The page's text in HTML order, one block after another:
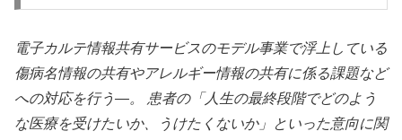
電子カルテ情報共有サービスのモデル事業で浮上している
傷病名情報の共有やアレルギー情報の共有に係る課題など
への対応を行う―。 患者の「人生の最終段階でどのよう
な医療を受けたいか、うけたくないか」といった意向に関